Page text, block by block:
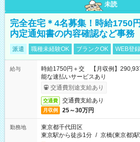
未読
完全在宅＊4名募集！時給1750
内定通知書の内容確認など事務
派遣 職種未経験OK ブランクOK WEB登
給与
時給1750円＋交 【月収例】
能な速払いサービスあり
交通費別途支給あり
交通費 交通費支給あり
月収例 25～30万円
勤務地
東京都千代田区
東京駅から徒歩1分 / 京橋(東京都)